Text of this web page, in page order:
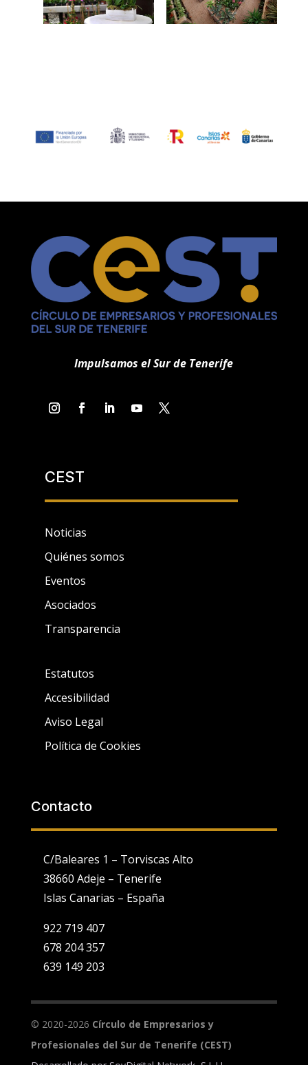
Impulsamos el Sur de Tenerife
CEST
Noticias
Quiénes somos
Eventos
Asociados
Transparencia
Estatutos
Accesibilidad
Aviso Legal
Política de Cookies
Contacto
C/Baleares 1 – Torviscas Alto
38660 Adeje – Tenerife
Islas Canarias – España
922 719 407
678 204 357
639 149 203
© 2020-2026 Círculo de Empresarios y
Profesionales del Sur de Tenerife (CEST)
elaborado a partir de tus hábitos de navegación (por ejemplo,
rechazar la utilización de cookies indicándolo en el siguiente
selector:Configuración